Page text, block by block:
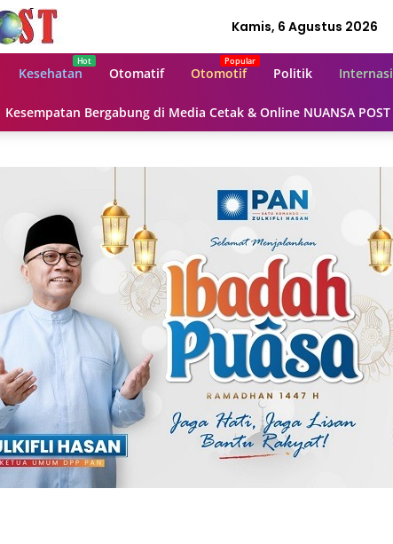
Kamis, 6 Agustus 2026
Kesehatan Otomatif Otomotif Politik
Kesempatan Bergabung di Media Cetak & Online NUANSA POST